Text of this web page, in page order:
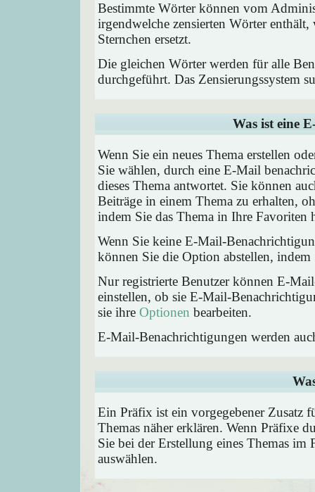
Bestimmte Wörter können vom
irgendwelche zensierten Wörter
Sternchen ersetzt.
Die gleichen Wörter werden für alle
durchgeführt. Das Zensierungssystem
Was ist eine
Wenn Sie ein neues Thema erstellen
Sie wählen, durch eine E-Mail
dieses Thema antwortet. Sie können
Beiträge in einem Thema zu erhalten,
indem Sie das Thema in Ihre Favoriten
Wenn Sie keine E-Mail-
können Sie die Option abstellen,
Nur registrierte Benutzer können E-
einstellen, ob sie E-Mail-
sie ihre Optionen bearbeiten.
E-Mail-Benachrichtigungen werden
Ein Präfix ist ein vorgegebener Zusatz
Themas näher erklären. Wenn Präfixe
Sie bei der Erstellung eines Themas
auswählen.